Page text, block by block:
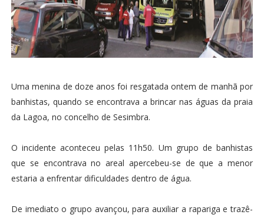
Uma menina de doze anos foi resgatada ontem de manhã por
banhistas, quando se encontrava a brincar nas águas da praia
da Lagoa, no concelho de Sesimbra.
O incidente aconteceu pelas 11h50. Um grupo de banhistas
que se encontrava no areal apercebeu-se de que a menor
estaria a enfrentar dificuldades dentro de água.
De imediato o grupo avançou, para auxiliar a rapariga e trazê-